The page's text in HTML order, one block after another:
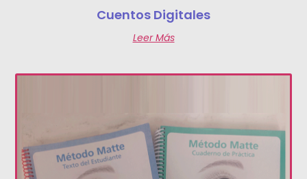
Cuentos Digitales
Leer Más